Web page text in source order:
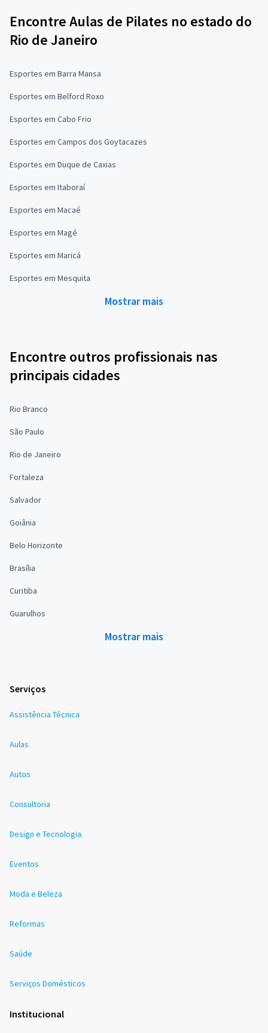
Encontre Aulas de Pilates no estado do
Rio de Janeiro
Esportes em Barra Mansa
Esportes em Belford Roxo
Esportes em Cabo Frio
Esportes em Campos dos Goytacazes
Esportes em Duque de Caxias
Esportes em Itaboraí
Esportes em Macaé
Esportes em Magé
Esportes em Maricá
Esportes em Mesquita
Mostrar mais
Encontre outros profissionais nas
principais cidades
Rio Branco
São Paulo
Rio de Janeiro
Fortaleza
Salvador
Goiânia
Belo Horizonte
Brasília
Curitiba
Guarulhos
Mostrar mais
Serviços
Assistência Técnica
Aulas
Autos
Consultoria
Design e Tecnologia
Eventos
Moda e Beleza
Reformas
Saúde
Serviços Domésticos
Institucional